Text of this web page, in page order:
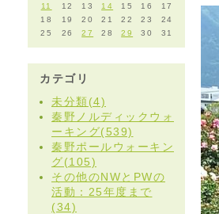
11
12 13 14 15 16
17
18
19 20 21 22 23
24
25
26 27 28 29 30 31
カテゴリ
未分類(4)
秦野ノルディックウォ
ーキング(539)
秦野ポールウォーキン
グ(105)
その他のNWとPWの
活動：25年度まで
(34)